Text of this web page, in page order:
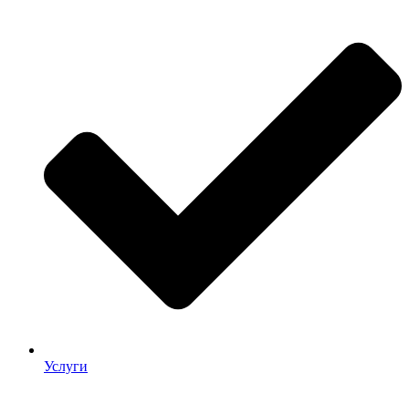
Услуги